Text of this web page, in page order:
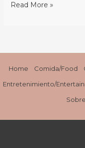
Lady
Read More »
Home Comida/Food
Entretenimiento/